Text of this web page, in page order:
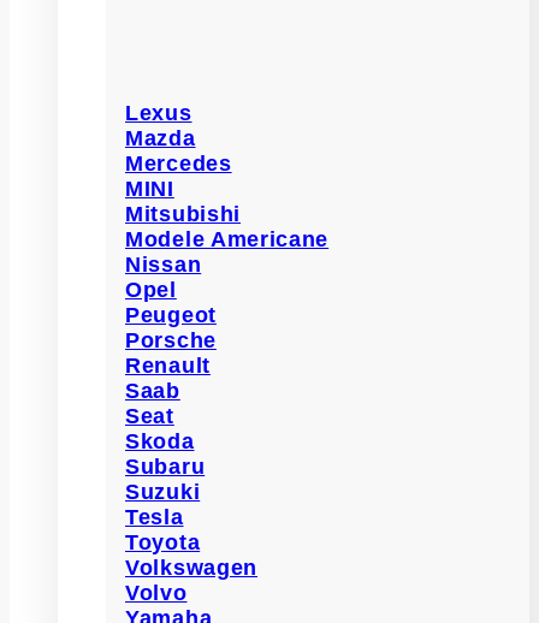
Lexus
Mazda
Mercedes
MINI
Mitsubishi
Modele Americane
Nissan
Opel
Peugeot
Porsche
Renault
Saab
Seat
Skoda
Subaru
Suzuki
Tesla
Toyota
Volkswagen
Volvo
Yamaha